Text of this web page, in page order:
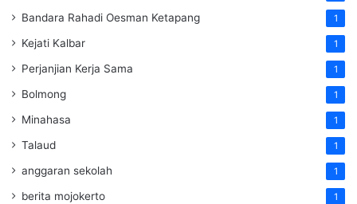
Bandara Rahadi Oesman Ketapang 1
Kejati Kalbar 1
Perjanjian Kerja Sama 1
Bolmong 1
Minahasa 1
Talaud 1
anggaran sekolah 1
berita mojokerto 1